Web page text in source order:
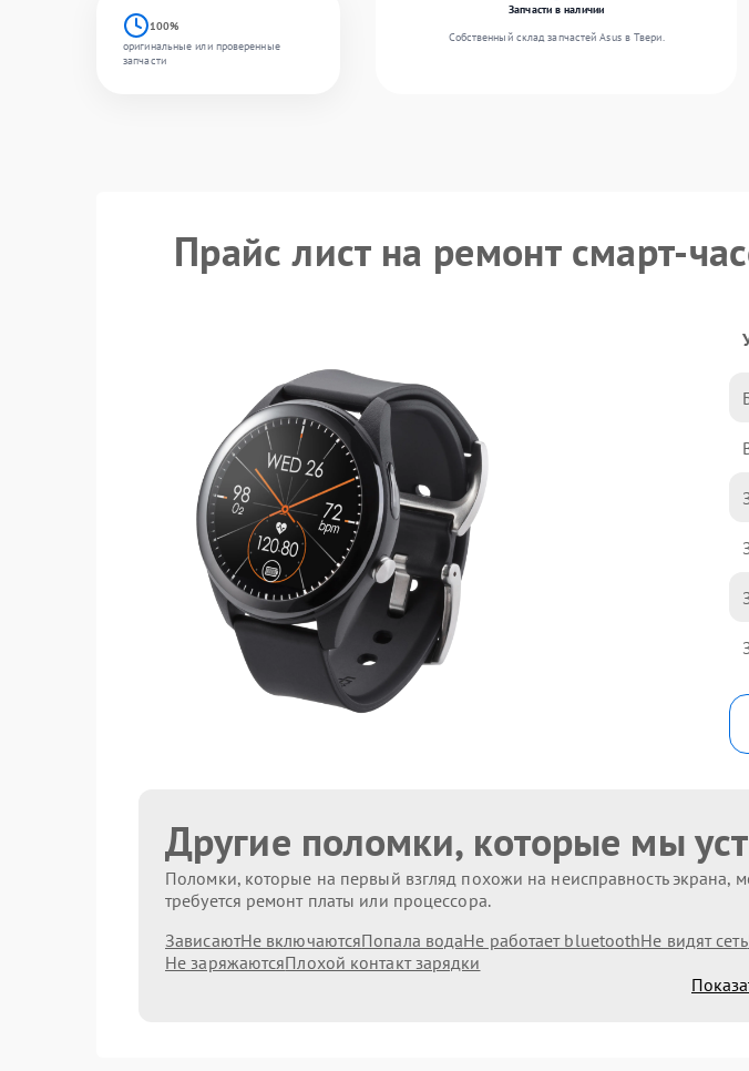
100%
оригинальные или проверенные
запчасти
Запчасти в наличии
Собственный склад запчастей Asus в Твери.
Прайс лист на ремонт смарт-
Другие поломки, которые мы
Поломки, которые на первый взгляд похожи на неисправность экрана,
требуется ремонт платы или процессора.
ЗависаютНе включаютсяПопала водаНе работает bluetoothНе видят сеть
Не заряжаютсяПлохой контакт зарядки